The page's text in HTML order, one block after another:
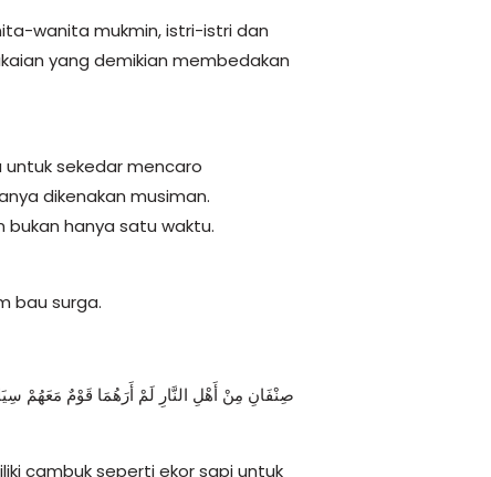
wanita mukmin, istri-istri dan
yang demikian membedakan
untuk sekedar mencaro
dikenakan musiman.
hanya satu waktu.
bau surga.
صِنْفَانِ مِنْ أَهْلِ النَّارِ لَمْ أَرَهُمَا قَوْمٌ مَعَهُمْ
cambuk seperti ekor sapi untuk